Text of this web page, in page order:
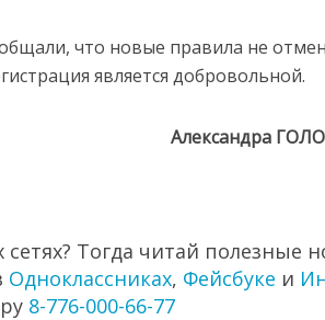
что новые правила не
является добровольной.
Александра
Тогда читай полезные
Одноклассниках, Фейсбуке и
8-776-000-66-77